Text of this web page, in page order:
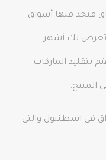
فتجد فيها أسواق
تعرض لك أشهر
بتقليد الماركات
المنتج.
في اسطنبول والتي